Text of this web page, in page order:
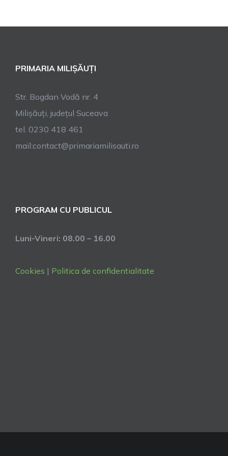
PRIMARIA MILIȘĂUȚI
Str. Bogdan Vodă nr. 4
Milișăuți, județul Suceava
tel. 0230 418 461
mail:contact@primariamilisauti.ro
PROGRAM CU PUBLICUL
Luni-Vineri: 08.00 – 16.00
Cookies | Politica de confidentialitate